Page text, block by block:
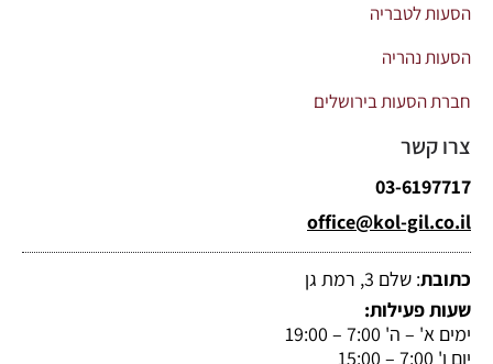
הסעות לטבריה
הסעות נהריה
חברת הסעות בירושלים
צרו קשר
03-6197717
office@kol-gil.co.il
כתובת: שלם 3, רמת גן
שעות פעילות:
ימים א' – ה' 7:00 – 19:00
יום ו' 7:00 – 15:00